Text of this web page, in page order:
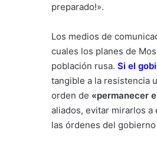
preparado!».
Los medios de
cuales los planes de
población rusa. Si el
tangible a la resistencia
orden de «permanecer
aliados, evitar mirarlos
las órdenes del